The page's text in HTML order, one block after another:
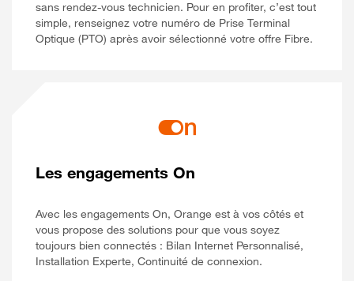
sans rendez-vous technicien. Pour en profiter, c’est tout
simple, renseignez votre numéro de Prise Terminal
Optique (PTO) après avoir sélectionné votre offre Fibre.
Les engagements On
Avec les engagements On, Orange est à vos côtés et
vous propose des solutions pour que vous soyez
toujours bien connectés : Bilan Internet Personnalisé,
Installation Experte, Continuité de connexion.